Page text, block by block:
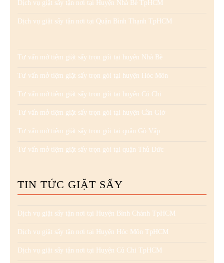
Dịch vụ giặt sấy tận nơi tại Huyện Nhà Bè TpHCM
Dịch vụ giặt sấy tận nơi tại Quận Bình Thạnh TpHCM
Tư vấn mở tiệm giặt sấy trọn gói tại huyện Nhà Bè
Tư vấn mở tiệm giặt sấy trọn gói tại huyện Hóc Môn
Tư vấn mở tiệm giặt sấy trọn gói tại huyện Củ Chi
Tư vấn mở tiệm giặt sấy trọn gói tại huyện Cần Giờ
Tư vấn mở tiệm giặt sấy trọn gói tại quận Gò Vấp
Tư vấn mở tiệm giặt sấy trọn gói tại quận Thủ Đức
TIN TỨC GIẶT SẤY
Dịch vụ giặt sấy tận nơi tại Huyện Bình Chánh TpHCM
Dịch vụ giặt sấy tận nơi tại Huyện Hóc Môn TpHCM
Dịch vụ giặt sấy tận nơi tại Huyện Củ Chi TpHCM